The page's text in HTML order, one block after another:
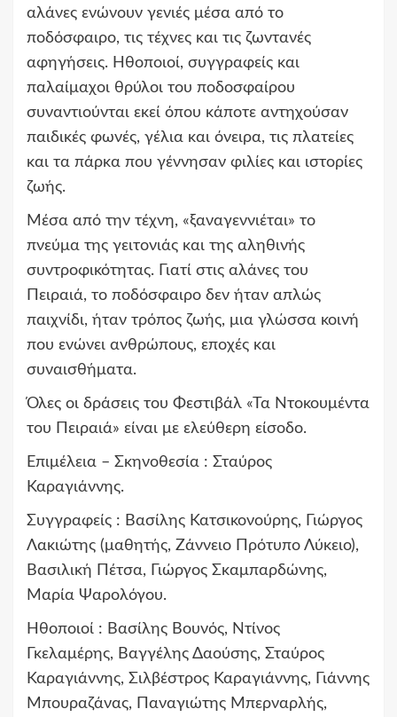
αλάνες ενώνουν γενιές μέσα από το
ποδόσφαιρο, τις τέχνες και τις ζωντανές
αφηγήσεις. Ηθοποιοί, συγγραφείς και
παλαίμαχοι θρύλοι του ποδοσφαίρου
συναντιούνται εκεί όπου κάποτε αντηχούσαν
παιδικές φωνές, γέλια και όνειρα, τις πλατείες
και τα πάρκα που γέννησαν φιλίες και ιστορίες
ζωής.
Μέσα από την τέχνη, «ξαναγεννιέται» το
πνεύμα της γειτονιάς και της αληθινής
συντροφικότητας. Γιατί στις αλάνες του
Πειραιά, το ποδόσφαιρο δεν ήταν απλώς
παιχνίδι, ήταν τρόπος ζωής, μια γλώσσα κοινή
που ενώνει ανθρώπους, εποχές και
συναισθήματα.
Όλες οι δράσεις του Φεστιβάλ «Τα Ντοκουμέντα
του Πειραιά» είναι με ελεύθερη είσοδο.
Επιμέλεια – Σκηνοθεσία : Σταύρος
Καραγιάννης.
Συγγραφείς : Βασίλης Κατσικονούρης, Γιώργος
Λακιώτης (μαθητής, Ζάννειο Πρότυπο Λύκειο),
Βασιλική Πέτσα, Γιώργος Σκαμπαρδώνης,
Μαρία Ψαρολόγου.
Ηθοποιοί : Βασίλης Βουνός, Ντίνος
Γκελαμέρης, Βαγγέλης Δαούσης, Σταύρος
Καραγιάννης, Σιλβέστρος Καραγιάννης, Γιάννης
Μπουραζάνας, Παναγιώτης Μπερναρλής,